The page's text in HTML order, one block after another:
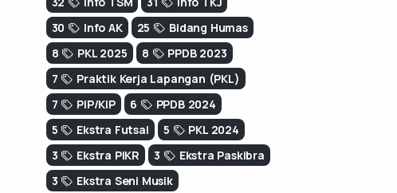
30
Info AK 25
Bidang Humas
8
PKL 2025 8
PPDB 2023
7
Praktik Kerja Lapangan (PKL)
7
PIP/KIP 6
PPDB 2024
5
Ekstra Futsal 5
PKL 2024
3
Ekstra PIKR 3
Ekstra Paskibra
3
Ekstra Seni Musik